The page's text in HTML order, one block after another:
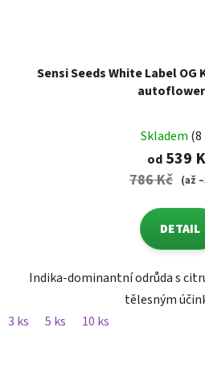
Sensi Seeds White Label
Skladem (8
od539
786 Kč (až
DETAIL
Indika-dominantní odrůda s
tělesným
3 ks
5 ks 10 ks